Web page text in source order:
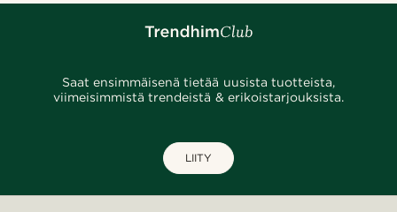
Saat ensimmäisenä tietää uusista tuotteista,
viimeisimmistä trendeistä & erikoistarjouksista.
LIITY